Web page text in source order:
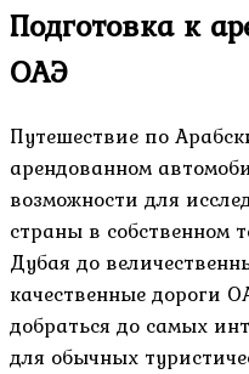
Подготовка к
ОАЭ
Путешествие по
арендованном
возможности для
страны в собственном
Дубая до
качественные дороги
добраться до самых
для обычных